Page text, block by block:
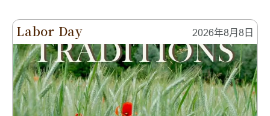
Labor Day 2026年8月8日